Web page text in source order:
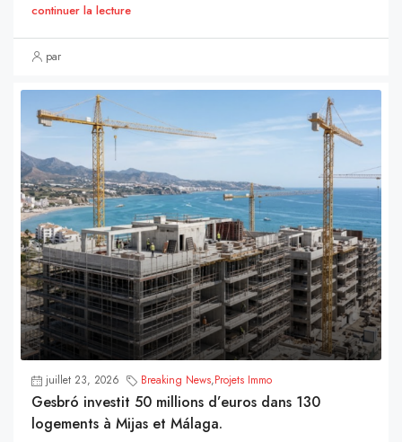
continuer la lecture
par
juillet 23, 2026 Breaking News,Projets Immo
Gesbró investit 50 millions d’euros dans 130
logements à Mijas et Málaga.